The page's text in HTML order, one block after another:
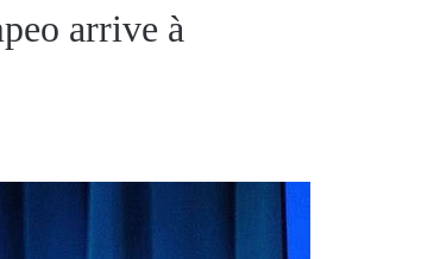
arrive à